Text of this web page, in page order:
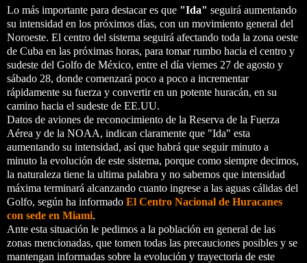
Lo más importante para destacar es que "Ida" seguirá aumentando
su intensidad en los próximos días, con un movimiento general del
Noroeste. El centro del sistema seguirá afectando toda la zona oeste
de Cuba en las próximas horas, para tomar rumbo hacia el centro y
sudeste del Golfo de México, entre el día viernes 27 de agosto y
sábado 28, donde comenzará poco a poco a incrementar
rápidamente su fuerza y convertir en un potente huracán, en su
camino hacia el sudeste de EE.UU.
Datos de aviones de reconocimiento de la Reserva de la Fuerza
Aérea y de la NOAA, indican claramente que "Ida" esta
aumentando su intensidad, así que habrá que seguir minuto a
minuto la evolución de este sistema, porque como siempre decimos,
la naturaleza tiene la ultima palabra y no sabemos que intensidad
máxima terminará alcanzando cuanto ingrese a las aguas cálidas del
Golfo, según ha informado El Centro Nacional de Huracanes
con sede en Miami.
Ante esta situación le pedimos a la población en general de las
zonas mencionadas, que tomen todas las precauciones posibles y se
mantengan informadas sobre la evolución y trayectoria de este